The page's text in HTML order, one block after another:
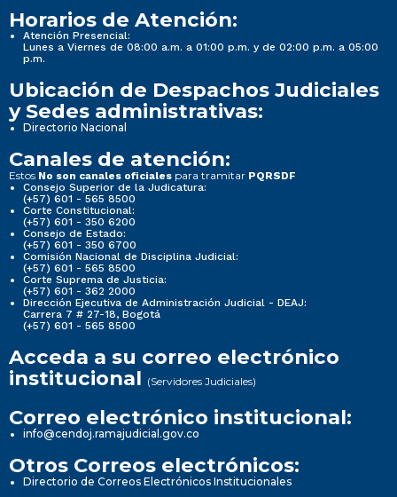
Horarios de Atención:
Atención Presencial:
Lunes a Viernes de 08:00 a.m. a 01:00 p.m. y de 02:00 p.m. a 05:00
p.m.
Ubicación de Despachos Judiciales
y Sedes administrativas:
Directorio Nacional
Canales de atención:
Estos No son canales oficiales para tramitar PQRSDF
Consejo Superior de la Judicatura:
(+57) 601 - 565 8500
Corte Constitucional:
(+57) 601 - 350 6200
Consejo de Estado:
(+57) 601 - 350 6700
Comisión Nacional de Disciplina Judicial:
(+57) 601 - 565 8500
Corte Suprema de Justicia:
(+57) 601 - 362 2000
Dirección Ejecutiva de Administración Judicial - DEAJ:
Carrera 7 # 27-18, Bogotá
(+57) 601 - 565 8500
Acceda a su correo electrónico
institucional (Servidores Judiciales)
Correo electrónico institucional:
info@cendoj.ramajudicial.gov.co
Otros Correos electrónicos:
Directorio de Correos Electrónicos Institucionales